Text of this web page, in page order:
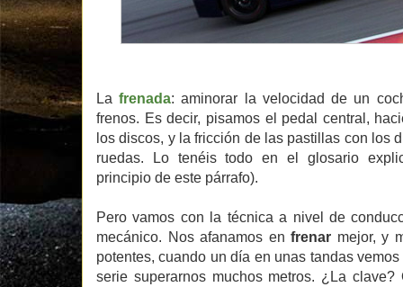
Lafrenada: aminorar la velocidad de un
frenos. Es decir, pisamos el pedal central,
los discos, y la fricción de las pastillas con los
ruedas. Lo tenéis todo en el glosario
principio de este párrafo).
Pero vamos con la técnica a nivel de
mecánico. Nos afanamos enfrenar mejor, y
potentes, cuando un día en unas tandas
serie superarnos muchos metros. ¿La